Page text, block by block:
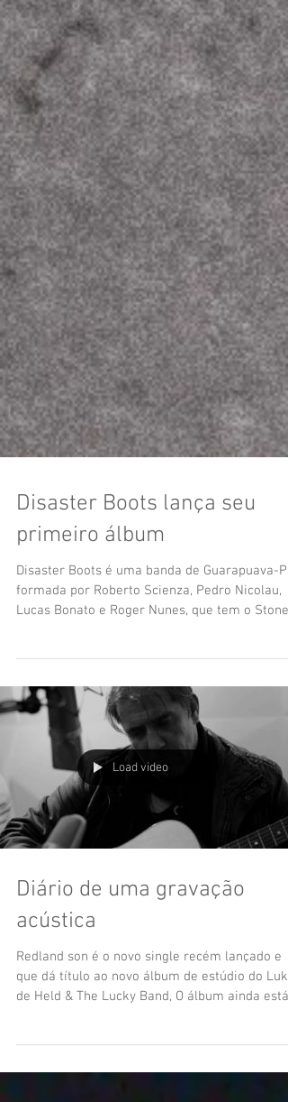
Disaster Boots lança seu
primeiro álbum
Disaster Boots é uma banda de Guarapuava-
Lucas Bonato e Roger Nunes, que tem o
Load video
acústica
Redland son é o novo single recém lançado e
de Held & The Lucky Band, O álbum ainda está...